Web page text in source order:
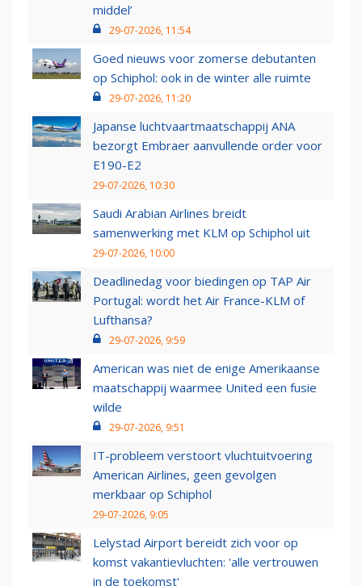
middel’
29-07-2026, 11:54
Goed nieuws voor zomerse debutanten
op Schiphol: ook in de winter alle ruimte
29-07-2026, 11:20
Japanse luchtvaartmaatschappij ANA
bezorgt Embraer aanvullende order voor
E190-E2
29-07-2026, 10:30
Saudi Arabian Airlines breidt
samenwerking met KLM op Schiphol uit
29-07-2026, 10:00
Deadlinedag voor biedingen op TAP Air
Portugal: wordt het Air France-KLM of
Lufthansa?
29-07-2026, 9:59
American was niet de enige Amerikaanse
maatschappij waarmee United een fusie
wilde
29-07-2026, 9:51
IT-probleem verstoort vluchtuitvoering
American Airlines, geen gevolgen
merkbaar op Schiphol
29-07-2026, 9:05
Lelystad Airport bereidt zich voor op
komst vakantievluchten: 'alle vertrouwen
in de toekomst'